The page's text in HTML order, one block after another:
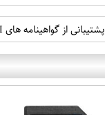
پشتیبانی از گواهینامه های FCC, CE, BSMI, VCCI